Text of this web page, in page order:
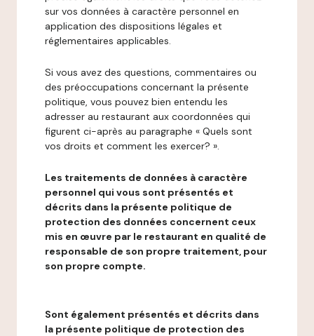
sur vos données à caractère personnel en
application des dispositions légales et
réglementaires applicables.
Si vous avez des questions, commentaires ou
des préoccupations concernant la présente
politique, vous pouvez bien entendu les
adresser au restaurant aux coordonnées qui
figurent ci-après au paragraphe « Quels sont
vos droits et comment les exercer? ».
Les traitements de données à caractère
personnel qui vous sont présentés et
décrits dans la présente politique de
protection des données concernent ceux
mis en œuvre par le restaurant en qualité de
responsable de son propre traitement, pour
son propre compte.
Sont également présentés et décrits dans
la présente politique de protection des